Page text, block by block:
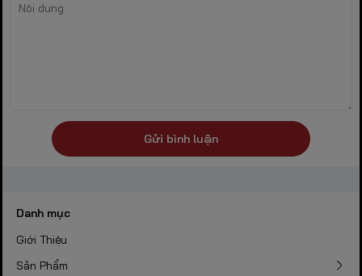
Gửi bình luận
Danh mục
Giới Thiệu
Sản Phẩm